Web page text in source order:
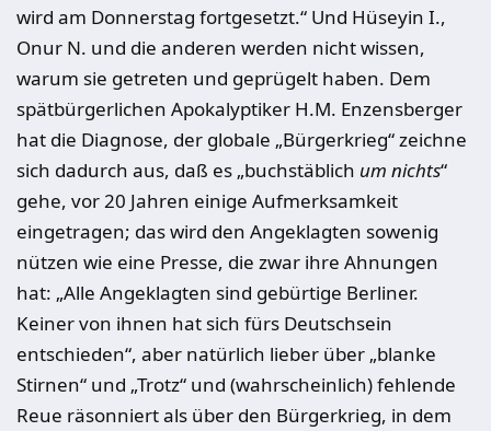
wird am Donnerstag fortgesetzt.“ Und Hüseyin I.,
Onur N. und die anderen werden nicht wissen,
warum sie getreten und geprügelt haben. Dem
spätbürgerlichen Apokalyptiker H.M. Enzensberger
hat die Diagnose, der globale „Bürgerkrieg“ zeichne
sich dadurch aus, daß es „buchstäblich um nichts“
gehe, vor 20 Jahren einige Aufmerksamkeit
eingetragen; das wird den Angeklagten sowenig
nützen wie eine Presse, die zwar ihre Ahnungen
hat: „Alle Angeklagten sind gebürtige Berliner.
Keiner von ihnen hat sich fürs Deutschsein
entschieden“, aber natürlich lieber über „blanke
Stirnen“ und „Trotz“ und (wahrscheinlich) fehlende
Reue räsonniert als über den Bürgerkrieg, in dem